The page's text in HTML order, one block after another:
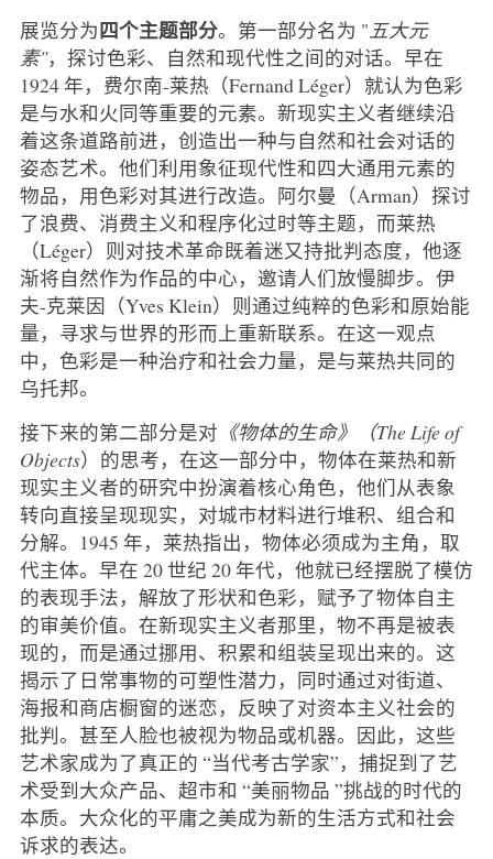
展览分为四个主题部分。第一部分名为 " 五大元
素"，探讨色彩、自然和现代性之间的对话。早在
1924 年，费尔南-莱热（Fernand Léger）就认为色彩
是与水和火同等重要的元素。新现实主义者继续沿
着这条道路前进，创造出一种与自然和社会对话的
姿态艺术。他们利用象征现代性和四大通用元素的
物品，用色彩对其进行改造。阿尔曼（Arman）探讨
了浪费、消费主义和程序化过时等主题，而莱热
（Léger）则对技术革命既着迷又持批判态度，他逐
渐将自然作为作品的中心，邀请人们放慢脚步。伊
夫-克莱因（Yves Klein）则通过纯粹的色彩和原始能
量，寻求与世界的形而上重新联系。在这一观点
中，色彩是一种治疗和社会力量，是与莱热共同的
乌托邦。
接下来的第二部分是对 《物体的生命》（The Life of
Objects）的思考，在这一部分中，物体在莱热和新
现实主义者的研究中扮演着核心角色，他们从表象
转向直接呈现现实，对城市材料进行堆积、组合和
分解。1945 年，莱热指出，物体必须成为主角，取
代主体。早在 20 世纪 20 年代，他就已经摆脱了模仿
的表现手法，解放了形状和色彩，赋予了物体自主
的审美价值。在新现实主义者那里，物不再是被表
现的，而是通过挪用、积累和组装呈现出来的。这
揭示了日常事物的可塑性潜力，同时通过对街道、
海报和商店橱窗的迷恋，反映了对资本主义社会的
批判。甚至人脸也被视为物品或机器。因此，这些
艺术家成为了真正的 “当代考古学家”，捕捉到了艺
术受到大众产品、超市和 “美丽物品 ”挑战的时代的
本质。大众化的平庸之美成为新的生活方式和社会
诉求的表达。